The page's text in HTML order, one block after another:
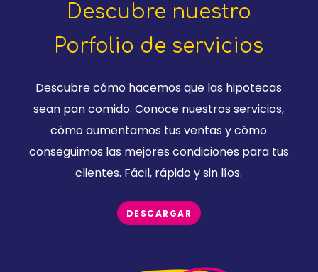
Descubre nuestro
Porfolio de servicios
Descubre cómo hacemos que las hipotecas
sean pan comido. Conoce nuestros servicios,
cómo aumentamos tus ventas y cómo
conseguimos las mejores condiciones para tus
clientes. Fácil, rápido y sin líos.
DESCARGAR